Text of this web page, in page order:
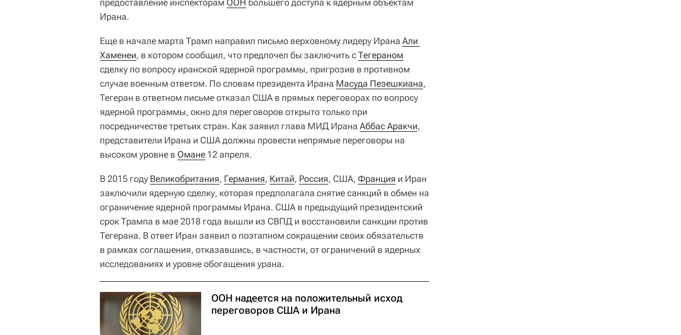
предоставление инспекторам ООН большего доступа к ядерным объектам
Ирана.
Еще в начале марта Трамп направил письмо верховному лидеру Ирана Али
Хаменеи, в котором сообщил, что предпочел бы заключить сТегераном
сделку по вопросу иранской ядерной программы, пригрозив в противном
случае военным ответом. По словам президента Ирана Масуда Пезешкиана,
Тегеран в ответном письме отказал США в прямых переговорах по вопросу
ядерной программы, окно для переговоров открыто только при
посредничестве третьих стран. Как заявил глава МИД Ирана Аббас Аракчи,
представители Ирана и США должны провести непрямые переговоры на
высоком уровне в Омане 12 апреля.
В 2015 году Великобритания, Германия, Китай, Россия, США, Франция и Иран
заключили ядерную сделку, которая предполагала снятие санкций в обмен на
ограничение ядерной программы Ирана. США в предыдущий президентский
срок Трампа в мае 2018 года вышли из СВПД и восстановили санкции против
Тегерана. В ответ Иран заявил о поэтапном сокращении своих обязательств
в рамках соглашения, отказавшись, в частности, от ограничений в ядерных
исследованиях и уровне обогащения урана.
ООН надеется на положительный исход
переговоров США и Ирана